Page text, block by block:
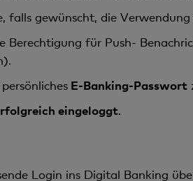
falls gewünscht, die Verwendung
Berechtigung für Push-
E-Banking-Passwort
eingeloggt.
Login ins Digital Banking